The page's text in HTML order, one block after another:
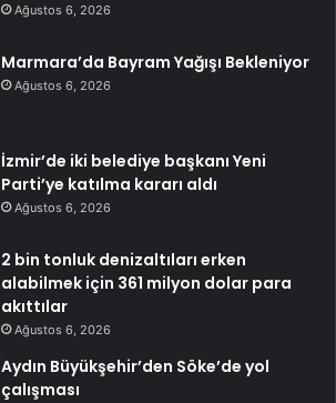
Ağustos 6, 2026
Marmara’da Bayram Yağışı Bekleniyor
Ağustos 6, 2026
İzmir’de iki belediye başkanı Yeni
Parti’ye katılma kararı aldı
Ağustos 6, 2026
2 bin tonluk denizaltıları erken
alabilmek için 361 milyon dolar para
akıttılar
Ağustos 6, 2026
Aydın Büyükşehir’den Söke’de yol
çalışması